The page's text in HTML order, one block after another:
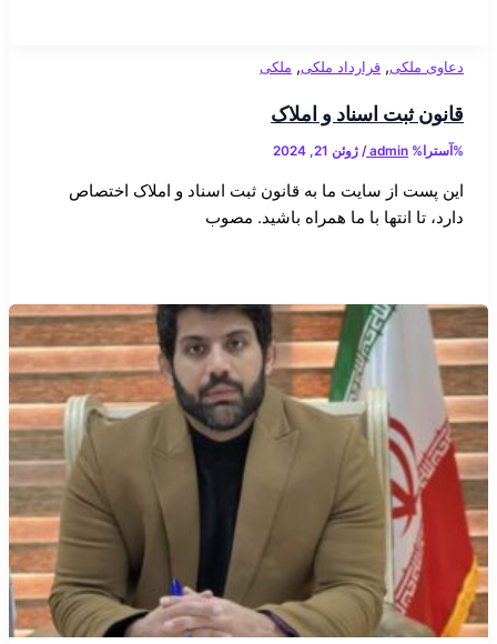
دعاوی ملکی, قرارداد ملکی, ملکی
قانون ثبت اسناد و املاک
%آسترا% admin
/ ژوئن 21, 2024
این پست از سایت ما به قانون ثبت اسناد و املاک اختصاص
دارد، تا انتها با ما همراه باشید. مصوب